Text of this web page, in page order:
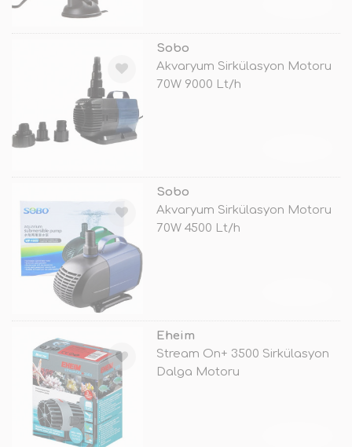
Sobo
Akvaryum Sirkülasyon Motoru
70W 9000 Lt/h
Sobo
Akvaryum Sirkülasyon Motoru
70W 4500 Lt/h
Eheim
Stream On+ 3500 Sirkülasyon
Dalga Motoru